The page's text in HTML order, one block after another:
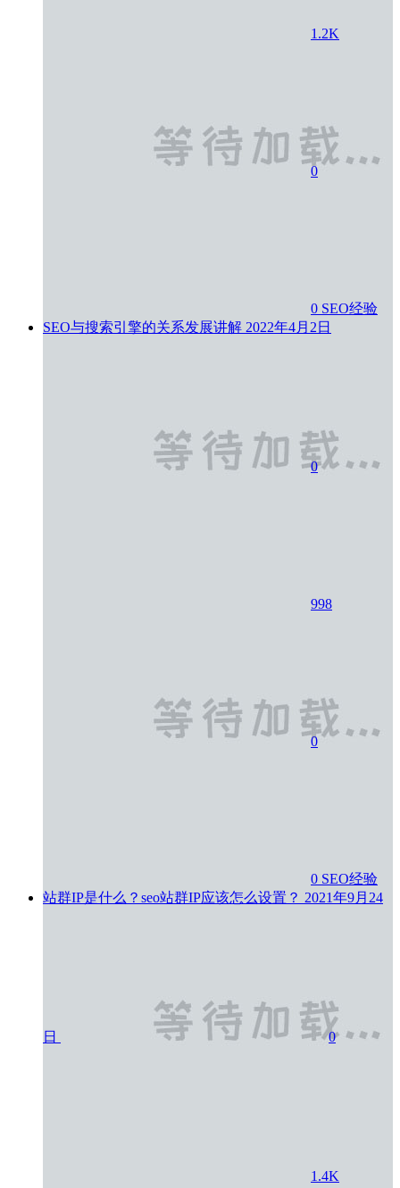
1.2K
0
0 SEO经验
SEO与搜索引擎的关系发展讲解 2022年4月2日
0
998
0
0 SEO经验
站群IP是什么？seo站群IP应该怎么设置？ 2021年9月24
日 0
1.4K